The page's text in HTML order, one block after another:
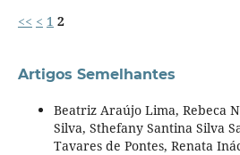
<< < 1 2
Artigos Semelhantes
Beatriz Araújo Lima, Rebeca
Silva, Sthefany Santina Silva
Tavares de Pontes, Renata